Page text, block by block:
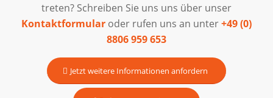
treten? Schreiben Sie uns uns über unser
Kontaktformular oder rufen uns an unter+49 (0)
8806 959 653
Jetzt weitere Informationen anfordern